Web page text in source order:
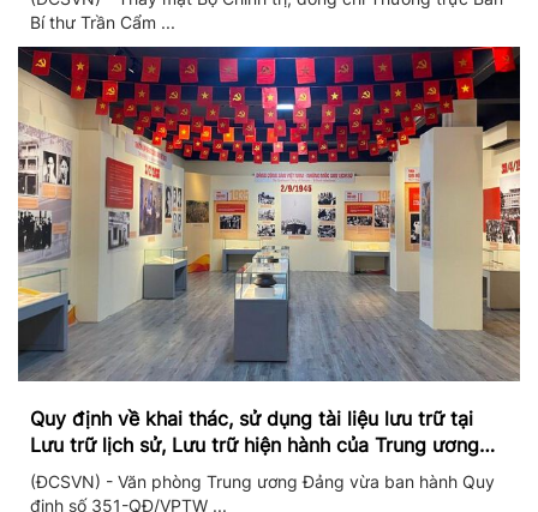
Bí thư Trần Cẩm ...
Quy định về khai thác, sử dụng tài liệu lưu trữ tại
Lưu trữ lịch sử, Lưu trữ hiện hành của Trung ương
Đảng và Văn phòng Trung ương Đảng
(ĐCSVN) - Văn phòng Trung ương Đảng vừa ban hành Quy
định số 351-QĐ/VPTW ...